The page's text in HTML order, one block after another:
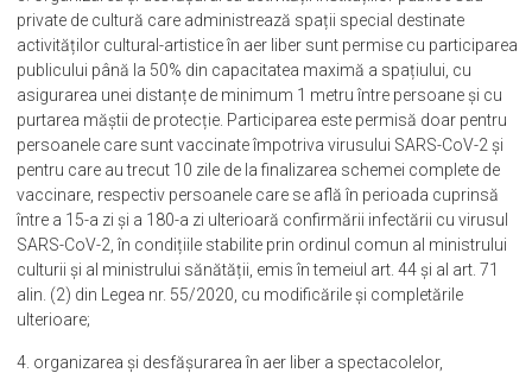
private de cultură care administrează spații special destinate
activităților cultural-artistice în aer liber sunt permise cu participarea
publicului până la 50% din capacitatea maximă a spațiului, cu
asigurarea unei distanțe de minimum 1 metru între persoane și cu
purtarea măștii de protecție. Participarea este permisă doar pentru
persoanele care sunt vaccinate împotriva virusului SARS-CoV-2 și
pentru care au trecut 10 zile de la finalizarea schemei complete de
vaccinare, respectiv persoanele care se află în perioada cuprinsă
între a 15-a zi și a 180-a zi ulterioară confirmării infectării cu virusul
SARS-CoV-2, în condițiile stabilite prin ordinul comun al ministrului
culturii și al ministrului sănătății, emis în temeiul art. 44 și al art. 71
alin. (2) din Legea nr. 55/2020, cu modificările și completările
ulterioare;
4. organizarea și desfășurarea în aer liber a spectacolelor,